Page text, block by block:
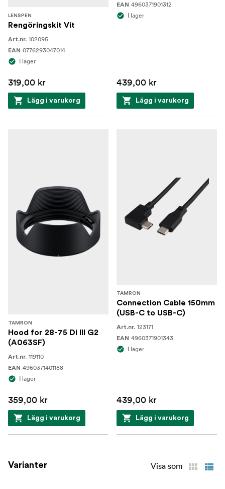
LENSPEN
Rengöringskit Vit
Art.nr. 102095
EAN 0776293047014
I lager
319,00 kr
Lägg i varukorg
EAN 4960371901312
I lager
439,00 kr
Lägg i varukorg
TAMRON
Hood for 28-75 Di III G2
(A063SF)
Art.nr. 119110
EAN 4960371401188
I lager
359,00 kr
Lägg i varukorg
TAMRON
Connection Cable 150mm
(USB-C to USB-C)
Art.nr. 123171
EAN 4960371901343
I lager
439,00 kr
Lägg i varukorg
Varianter Visa som